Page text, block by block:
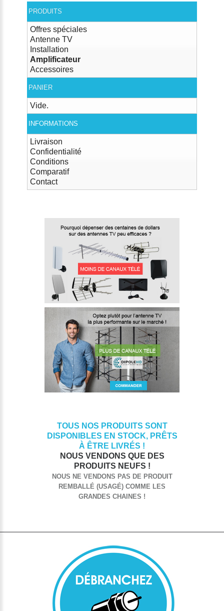
PRODUITS
Offres spéciales
Antenne TV
Installation
Amplificateur
Accessoires
PANIER
Vide.
INFORMATIONS
Livraison
Confidentialité
Conditions
Comparatif
Contact
TOUS NOS PRODUITS SONT
DISPONIBLES EN STOCK, PRÊTS
À ÊTRE LIVRÉS !
NOUS VENDONS QUE DES
PRODUITS NEUFS !
NOUS NE VENDONS PAS DE PRODUIT
REMBALLÉ (USAGÉ) COMME LES
GRANDES CHAINES !